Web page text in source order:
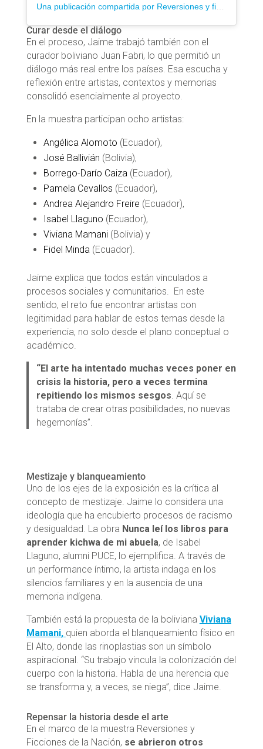
Una publicación compartida por Reversiones y ficciones (@reversionesy)
Curar desde el diálogo
En el proceso, Jaime trabajó también con el
curador boliviano Juan Fabri, lo que permitió un
diálogo más real entre los países. Esa escucha y
reflexión entre artistas, contextos y memorias
consolidó esencialmente al proyecto.
En la muestra participan ocho artistas:
Angélica Alomoto (Ecuador),
José Ballivián (Bolivia),
Borrego-Darío Caiza (Ecuador),
Pamela Cevallos (Ecuador),
Andrea Alejandro Freire (Ecuador),
Isabel Llaguno (Ecuador),
Viviana Mamani(Bolivia) y
Fidel Minda(Ecuador).
Jaime explica que todos están vinculados a
procesos sociales y comunitarios. En este
sentido, el reto fue encontrar artistas con
legitimidad para hablar de estos temas desde la
experiencia, no solo desde el plano conceptual o
académico.
“El arte ha intentado muchas veces poner en
crisis la historia, pero a veces termina
repitiendo los mismos sesgos. Aquí se
trataba de crear otras posibilidades, no nuevas
hegemonías”.
Mestizaje y blanqueamiento
Uno de los ejes de la exposición es la crítica al
concepto de mestizaje. Jaime lo considera una
ideología que ha encubierto procesos de racismo
y desigualdad. La obra Nunca leí los libros para
aprender kichwa de mi abuela, de Isabel
Llaguno, alumni PUCE, lo ejemplifica. A través de
un performance íntimo, la artista indaga en los
silencios familiares y en la ausencia de una
memoria indígena.
También está la propuesta de la boliviana Viviana
Mamani, quien aborda el blanqueamiento físico en
El Alto, donde las rinoplastias son un símbolo
aspiracional. “Su trabajo vincula la colonización del
cuerpo con la historia. Habla de una herencia que
se transforma y, a veces, se niega”, dice Jaime.
Repensar la historia desde el arte
En el marco de la muestra Reversiones y
Ficciones de la Nación, se abrieron otros